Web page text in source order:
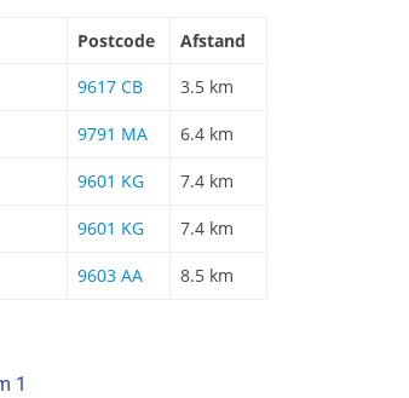
Postcode
Afstand
9617 CB 3.5 km
9791 MA 6.4 km
9601 KG 7.4 km
9601 KG 7.4 km
9603 AA 8.5 km
1